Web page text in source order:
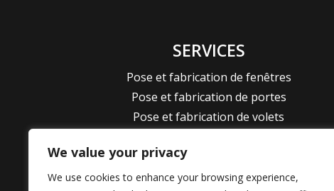
We value your privacy
We use cookies to enhance your browsing experience,
SERVICES
Pose et fabrication de fenêtres
Pose et fabrication de portes
Pose et fabrication de volets
Pose et fabrication de dressings
Pose et fabrication sur mesure